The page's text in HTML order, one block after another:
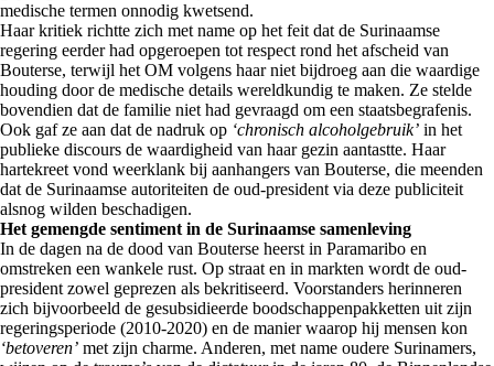
medische termen onnodig kwetsend.
Haar kritiek richtte zich met name op het feit dat de Surinaamse
regering eerder had opgeroepen tot respect rond het afscheid van
Bouterse, terwijl het OM volgens haar niet bijdroeg aan die waardige
houding door de medische details wereldkundig te maken. Ze stelde
bovendien dat de familie niet had gevraagd om een staatsbegrafenis.
Ook gaf ze aan dat de nadruk op ‘chronisch alcoholgebruik’ in het
publieke discours de waardigheid van haar gezin aantastte. Haar
hartekreet vond weerklank bij aanhangers van Bouterse, die meenden
dat de Surinaamse autoriteiten de oud-president via deze publiciteit
alsnog wilden beschadigen.
Het gemengde sentiment in de Surinaamse samenleving
In de dagen na de dood van Bouterse heerst in Paramaribo en
omstreken een wankele rust. Op straat en in markten wordt de oud-
president zowel geprezen als bekritiseerd. Voorstanders herinneren
zich bijvoorbeeld de gesubsidieerde boodschappenpakketten uit zijn
regeringsperiode (2010-2020) en de manier waarop hij mensen kon
‘betoveren’ met zijn charme. Anderen, met name oudere Surinamers,